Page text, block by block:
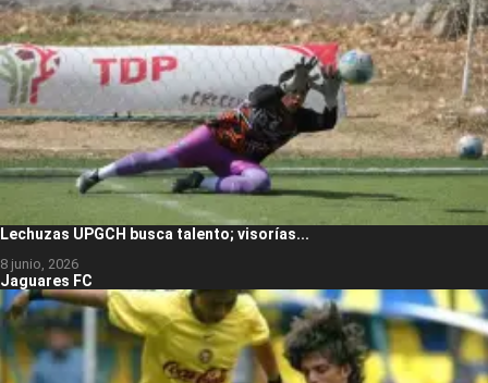
Lechuzas UPGCH busca talento; visorías...
8 junio, 2026
Jaguares FC